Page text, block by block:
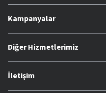
Kampanyalar
Diğer Hizmetlerimiz
İletişim